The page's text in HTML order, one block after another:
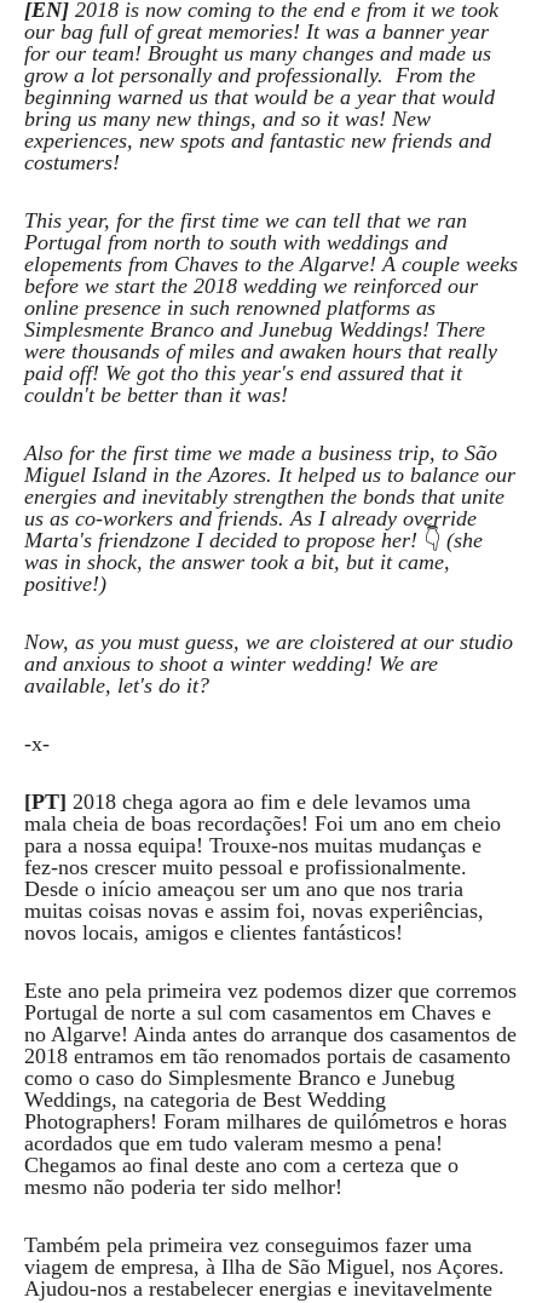
[EN] 2018 is now coming to the end e from it we took
our bag full of great memories! It was a banner year
for our team! Brought us many changes and made us
grow a lot personally and professionally. From the
beginning warned us that would be a year that would
bring us many new things, and so it was! New
experiences, new spots and fantastic new friends and
costumers!
This year, for the first time we can tell that we ran
Portugal from north to south with weddings and
elopements from Chaves to the Algarve! A couple weeks
before we start the 2018 wedding we reinforced our
online presence in such renowned platforms as
Simplesmente Branco and Junebug Weddings! There
were thousands of miles and awaken hours that really
paid off! We got tho this year's end assured that it
couldn't be better than it was!
Also for the first time we made a business trip, to São
Miguel Island in the Azores. It helped us to balance our
energies and inevitably strengthen the bonds that unite
us as co-workers and friends. As I already override
Marta's friendzone I decided to propose her! 👇 (she
was in shock, the answer took a bit, but it came,
positive!)
Now, as you must guess, we are cloistered at our studio
and anxious to shoot a winter wedding! We are
available, let's do it?
-x-
[PT] 2018 chega agora ao fim e dele levamos uma
mala cheia de boas recordações! Foi um ano em cheio
para a nossa equipa! Trouxe-nos muitas mudanças e
fez-nos crescer muito pessoal e profissionalmente.
Desde o início ameaçou ser um ano que nos traria
muitas coisas novas e assim foi, novas experiências,
novos locais, amigos e clientes fantásticos!
Este ano pela primeira vez podemos dizer que corremos
Portugal de norte a sul com casamentos em Chaves e
no Algarve! Ainda antes do arranque dos casamentos de
2018 entramos em tão renomados portais de casamento
como o caso do Simplesmente Branco e Junebug
Weddings, na categoria de Best Wedding
Photographers! Foram milhares de quilómetros e horas
acordados que em tudo valeram mesmo a pena!
Chegamos ao final deste ano com a certeza que o
mesmo não poderia ter sido melhor!
Também pela primeira vez conseguimos fazer uma
viagem de empresa, à Ilha de São Miguel, nos Açores.
Ajudou-nos a restabelecer energias e inevitavelmente